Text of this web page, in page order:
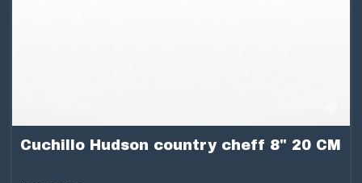
Cuchillo Hudson country cheff 8" 20 CM